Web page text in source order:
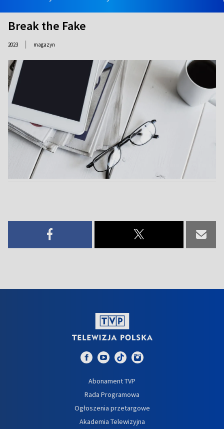
Break the Fake
2023 | magazyn
Abonament TVP
Rada Programowa
Ogłoszenia przetargowe
Akademia Telewizyjna